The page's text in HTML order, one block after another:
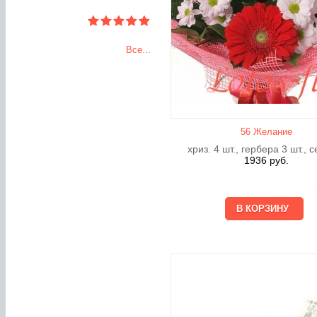
Все...
56 Желание
хриз. 4 шт., гербера 3 шт.,
1936 руб.